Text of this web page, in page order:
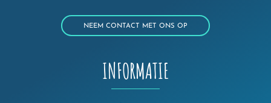
NEEM CONTACT MET ONS OP
INFORMATIE